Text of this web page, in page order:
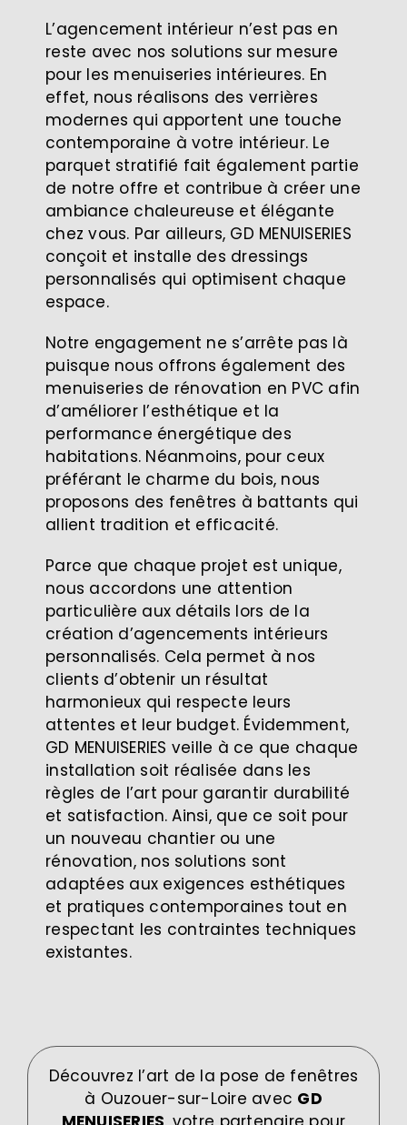
L’agencement intérieur n’est pas en
reste avec nos solutions sur mesure
pour les menuiseries intérieures. En
effet, nous réalisons des verrières
modernes qui apportent une touche
contemporaine à votre intérieur. Le
parquet stratifié fait également partie
de notre offre et contribue à créer une
ambiance chaleureuse et élégante
chez vous. Par ailleurs, GD MENUISERIES
conçoit et installe des dressings
personnalisés qui optimisent chaque
espace.
Notre engagement ne s’arrête pas là
puisque nous offrons également des
menuiseries de rénovation en PVC afin
d’améliorer l’esthétique et la
performance énergétique des
habitations. Néanmoins, pour ceux
préférant le charme du bois, nous
proposons des fenêtres à battants qui
allient tradition et efficacité.
Parce que chaque projet est unique,
nous accordons une attention
particulière aux détails lors de la
création d’agencements intérieurs
personnalisés. Cela permet à nos
clients d’obtenir un résultat
harmonieux qui respecte leurs
attentes et leur budget. Évidemment,
GD MENUISERIES veille à ce que chaque
installation soit réalisée dans les
règles de l’art pour garantir durabilité
et satisfaction. Ainsi, que ce soit pour
un nouveau chantier ou une
rénovation, nos solutions sont
adaptées aux exigences esthétiques
et pratiques contemporaines tout en
respectant les contraintes techniques
existantes.
Découvrez l’art de la pose de fenêtres
à Ouzouer-sur-Loire avec GD